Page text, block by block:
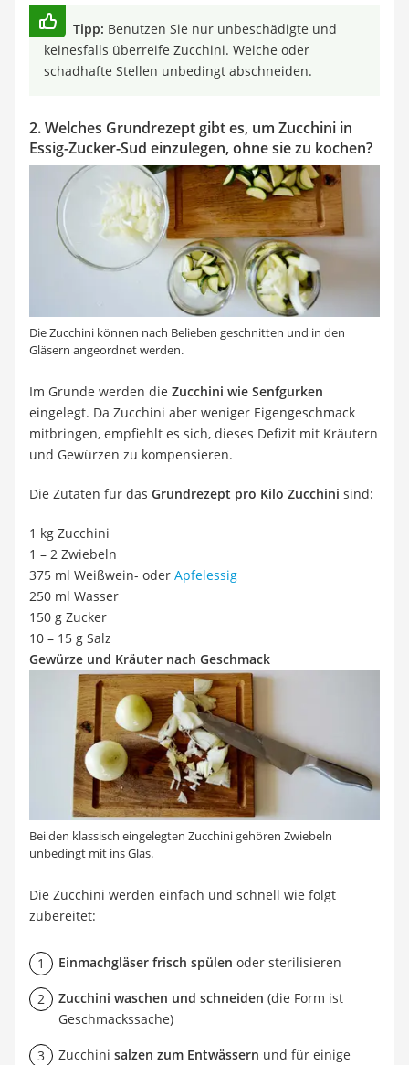
Tipp: Benutzen Sie nur unbeschädigte und
keinesfalls überreife Zucchini. Weiche oder
schadhafte Stellen unbedingt abschneiden.
2. Welches Grundrezept gibt es, um Zucchini in
Essig-Zucker-Sud einzulegen, ohne sie zu kochen?
Die Zucchini können nach Belieben geschnitten und in den
Gläsern angeordnet werden.
Im Grunde werden die Zucchini wie Senfgurken
eingelegt. Da Zucchini aber weniger Eigengeschmack
mitbringen, empfiehlt es sich, dieses Defizit mit Kräutern
und Gewürzen zu kompensieren.
Die Zutaten für das Grundrezept pro Kilo Zucchini sind:
1 kg Zucchini
1 – 2 Zwiebeln
375 ml Weißwein- oder Apfelessig
250 ml Wasser
150 g Zucker
10 – 15 g Salz
Gewürze und Kräuter nach Geschmack
Bei den klassisch eingelegten Zucchini gehören Zwiebeln
unbedingt mit ins Glas.
Die Zucchini werden einfach und schnell wie folgt
zubereitet:
Einmachgläser frisch spülen oder sterilisieren
Zucchini waschen und schneiden (die Form ist
Geschmackssache)
Zucchini salzen zum Entwässern und für einige